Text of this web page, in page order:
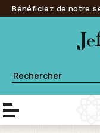
Bénéficiez de notre